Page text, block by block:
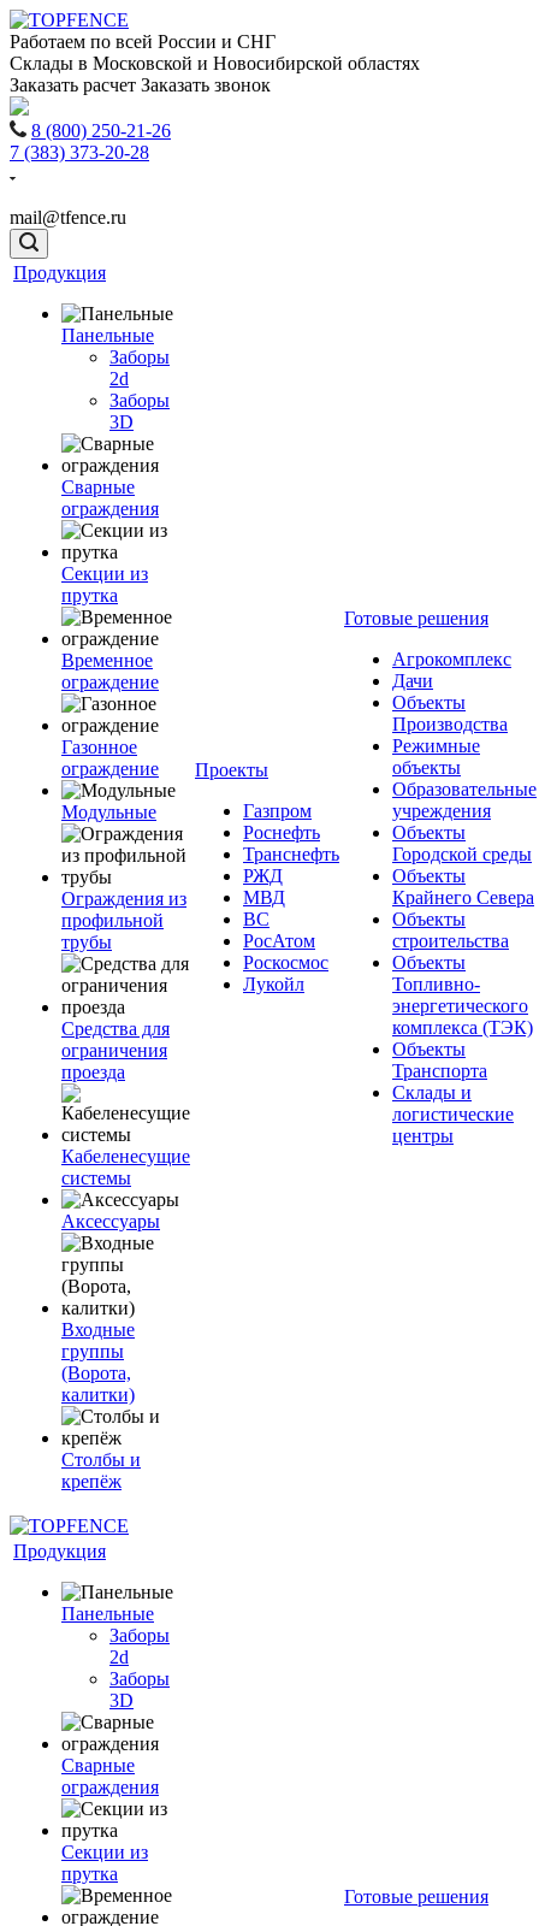
Работаем по всей России и СНГ
Склады в Московской и Новосибирской областях
Заказать расчет Заказать звонок
8 (800) 250-21-26
7 (383) 373-20-28
mail@tfence.ru
Продукция
Панельные
Заборы
2d
Заборы
3D
Сварные
ограждения
Секции из
прутка
Временное
ограждение
Газонное
ограждение
Модульные
Ограждения из
профильной
трубы
Средства для
ограничения
проезда
Кабеленесущие
системы
Аксессуары
Входные
группы
(Ворота,
калитки)
Столбы и
крепёж
Проекты
Газпром
Роснефть
Транснефть
РЖД
МВД
ВС
РосАтом
Роскосмос
Лукойл
Готовые решения
Агрокомплекс
Дачи
Объекты
Производства
Режимные
объекты
Образовательные
учреждения
Объекты
Городской среды
Объекты
Крайнего Севера
Объекты
строительства
Объекты
Топливно-
энергетического
комплекса (ТЭК)
Объекты
Транспорта
Склады и
логистические
центры
Продукция
Панельные
Заборы
2d
Заборы
3D
Сварные
ограждения
Секции из
прутка
Готовые решения